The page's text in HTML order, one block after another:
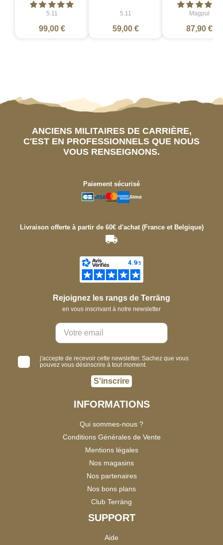
5.11
99,00 €
5.11
59,00 €
Magpul
87,90 €
ANCIENS MILITAIRES DE CARRIÈRE,
C'EST EN PROFESSIONNELS QUE NOUS
VOUS RENSEIGNONS.
Paiement sécurisé
Livraison offerte à partir de 60€ d'achat (France et Belgique)
Rejoignez les rangs de Terräng
en vous inscrivant à notre newsletter
j'accepte de recevoir cette newsletter. Sachez que vous
pouvez vous désinscrire à tout moment.
S'inscrire
INFORMATIONS
Qui sommes-nous ?
Conditions Générales de Vente
Mentions légales
Nos magasins
Nos partenaires
Nos bons plans
Club Terräng
SUPPORT
Aide